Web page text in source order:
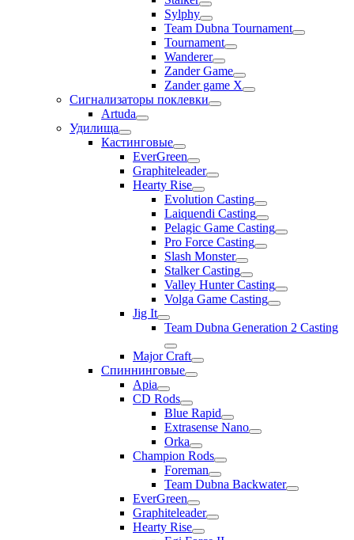
Sylphy
Team Dubna Tournament
Tournament
Wanderer
Zander Game
Zander game X
Сигнализаторы поклевки
Artuda
Удилища
Кастинговые
EverGreen
Graphiteleader
Hearty Rise
Evolution Casting
Laiquendi Casting
Pelagic Game Casting
Pro Force Casting
Slash Monster
Stalker Casting
Valley Hunter Casting
Volga Game Casting
Jig It
Team Dubna Generation 2 Casting
Major Craft
Спиннинговые
Apia
CD Rods
Blue Rapid
Extrasense Nano
Orka
Champion Rods
Foreman
Team Dubna Backwater
EverGreen
Graphiteleader
Hearty Rise